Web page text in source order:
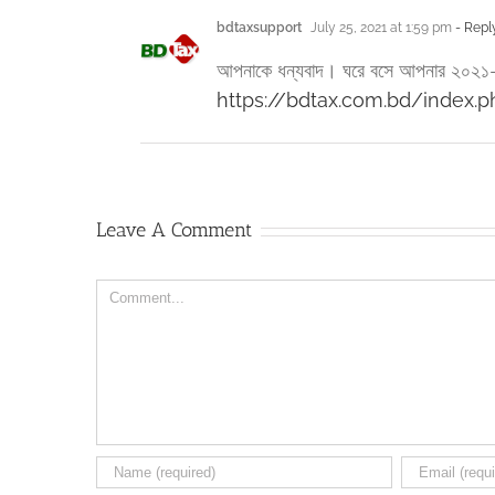
bdtaxsupport July 25, 2021 at 1:59 pm -
আপনাকে ধন্যবাদ। ঘরে বসে আপনার
https://bdtax.com.bd/
Leave A Comment
Comment